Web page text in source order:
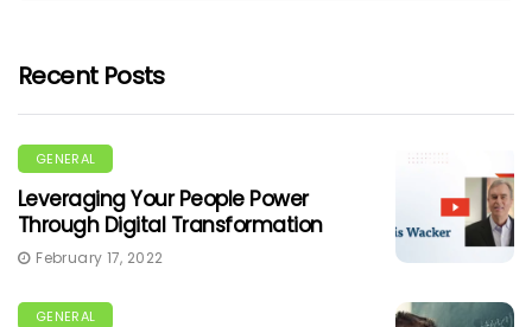
Recent Posts
GENERAL
Leveraging Your People Power
Through Digital Transformation
February 17, 2022
GENERAL